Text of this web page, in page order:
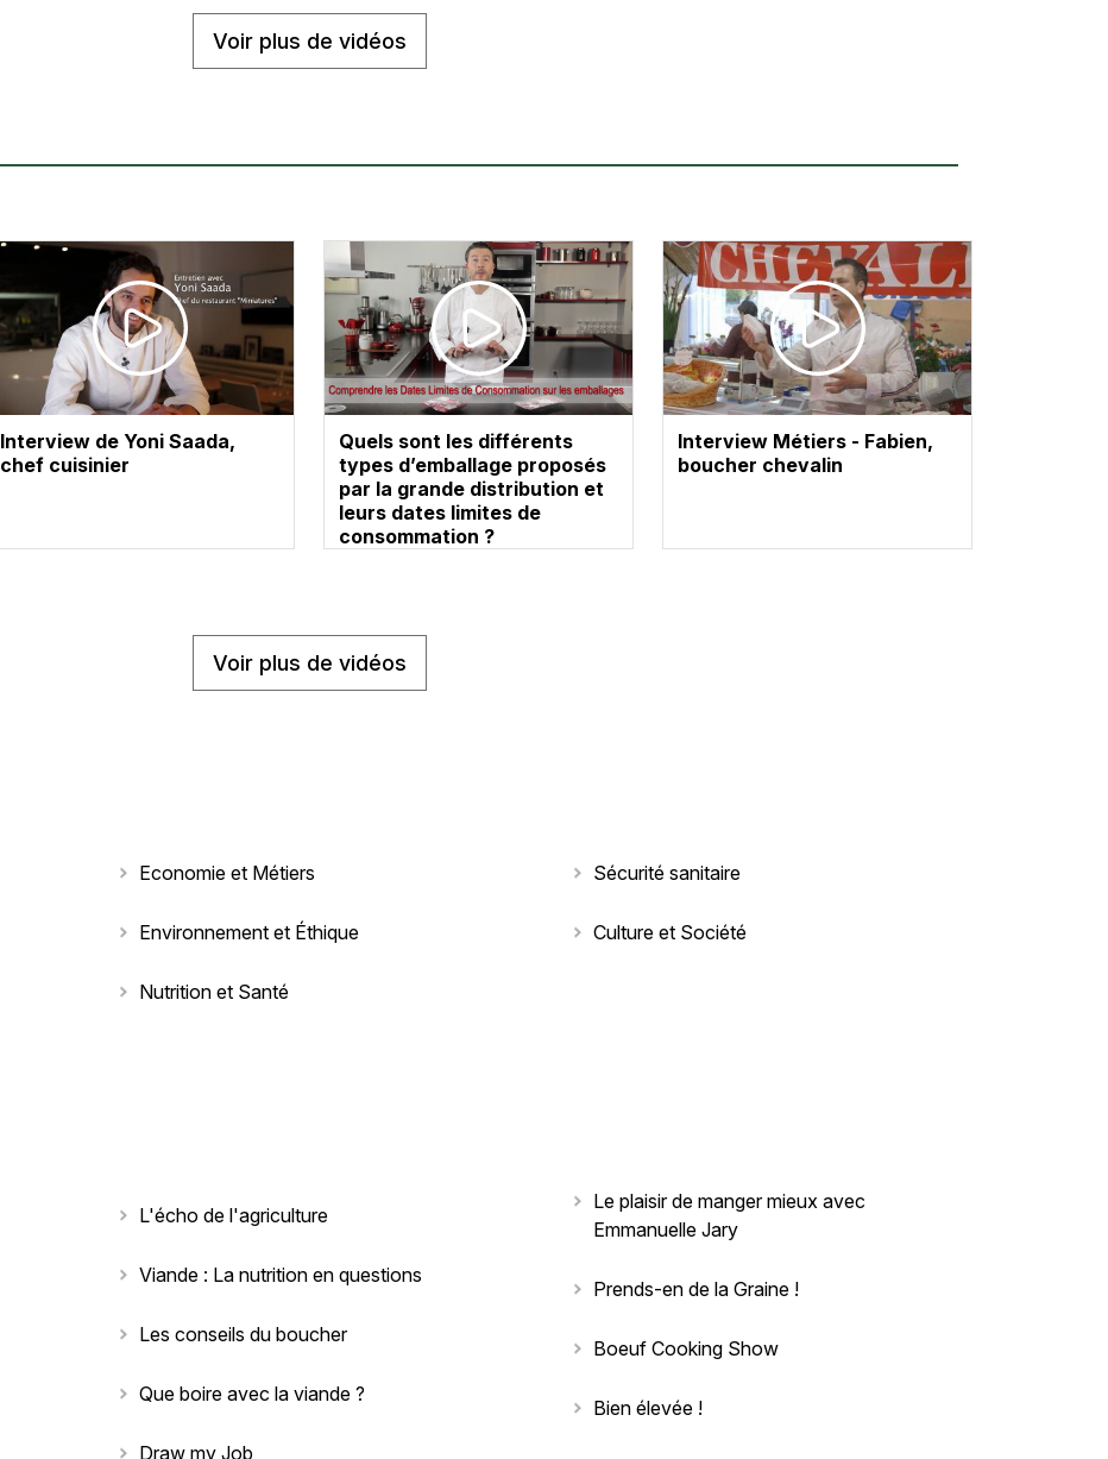
Voir plus de vidéos
Interview de Yoni Saada,
chef cuisinier
Quels sont les différents
types d’emballage proposés
par la grande distribution et
leurs dates limites de
consommation ?
Interview Métiers - Fabien,
boucher chevalin
Voir plus de vidéos
Economie et Métiers
Environnement et Éthique
Nutrition et Santé
Sécurité sanitaire
Culture et Société
L'écho de l'agriculture
Viande : La nutrition en questions
Les conseils du boucher
Que boire avec la viande ?
Draw my Job
Le plaisir de manger mieux avec
Emmanuelle Jary
Prends-en de la Graine !
Boeuf Cooking Show
Bien élevée !